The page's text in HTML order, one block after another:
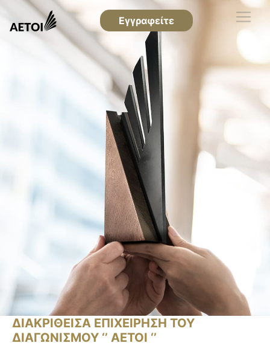
Εγγραφείτε
ΔΙΑΚΡΙΘΕΙΣΑ ΕΠΙΧΕΙΡΗΣΗ ΤΟΥ
ΔΙΑΓΩΝΙΣΜΟΥ ‘’ ΑΕΤΟΙ ‘’